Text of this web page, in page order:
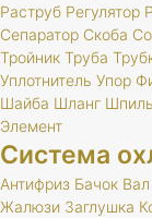
Раструб Регулятор
Сепаратор Скоба
Тройник Труба
Уплотнитель Упор
Шайба Шланг
Элемент
Система
Антифриз Бачок Вал
Жалюзи Заглушка